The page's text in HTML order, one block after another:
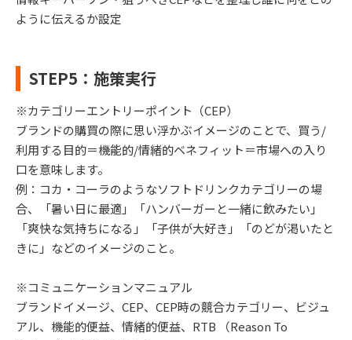
ように伝えるか設定
STEP5：施策実行
※カテゴリーエントリーポイント（CEP）
ブランドの購買の際に思い浮かぶイメージのことで、買う/
利用する目的＝機能的/情緒的ベネフィット＝市場への入り
口を意味します。
例：コカ・コーラのようなソフトドリンクカテゴリーの場
合、「暑い日に最適」「ハンバーガーと一緒に飲みたい」
「爽快な気持ちになる」「子供が大好き」「のどが渇いたと
きに」などのイメージのこと。
※コミュニケーションマニュアル
ブランドイメージ、CEP、CEP時の競合カテゴリー、ビジュ
アル、機能的便益、情緒的便益、RTB （Reason To